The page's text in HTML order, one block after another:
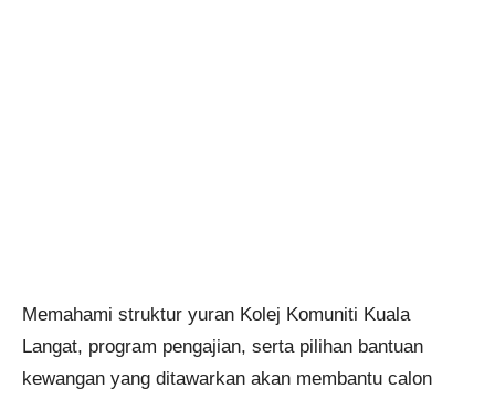
Memahami struktur yuran Kolej Komuniti Kuala
Langat, program pengajian, serta pilihan bantuan
kewangan yang ditawarkan akan membantu calon